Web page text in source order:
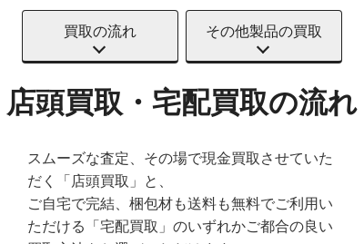
買取の流れ その他製品の買取
店頭買取・宅配買取の流れ
スムーズな査定、その場で現金買取させていた
だく「店頭買取」と、
ご自宅で完結、梱包材も送料も無料でご利用い
ただける「宅配買取」のいずれかご都合の良い